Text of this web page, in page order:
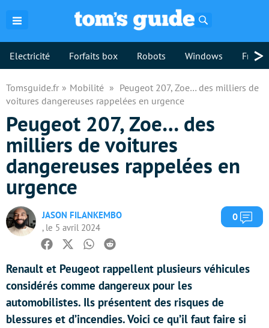
Electricité Forfaits box Robots Windows >
Tomsguide.fr Mobilité
Peugeot 207, Zoe… des milliers de
voitures dangereuses rappelées en urgence
Peugeot 207, Zoe… des
milliers de voitures
dangereuses rappelées en
urgence
JASON FILANKEMBO
, le 5 avril 2024
0
Facebook
TwitterWhatsapp
Reddit
Renault et Peugeot rappellent plusieurs véhicules
considérés comme dangereux pour les
automobilistes. Ils présentent des risques de
blessures et d’incendies. Voici ce qu’il faut faire si